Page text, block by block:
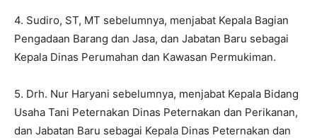
4. Sudiro, ST, MT sebelumnya, menjabat Kepala Bagian
Pengadaan Barang dan Jasa, dan Jabatan Baru sebagai
Kepala Dinas Perumahan dan Kawasan Permukiman.
5. Drh. Nur Haryani sebelumnya, menjabat Kepala Bidang
Usaha Tani Peternakan Dinas Peternakan dan Perikanan,
dan Jabatan Baru sebagai Kepala Dinas Peternakan dan